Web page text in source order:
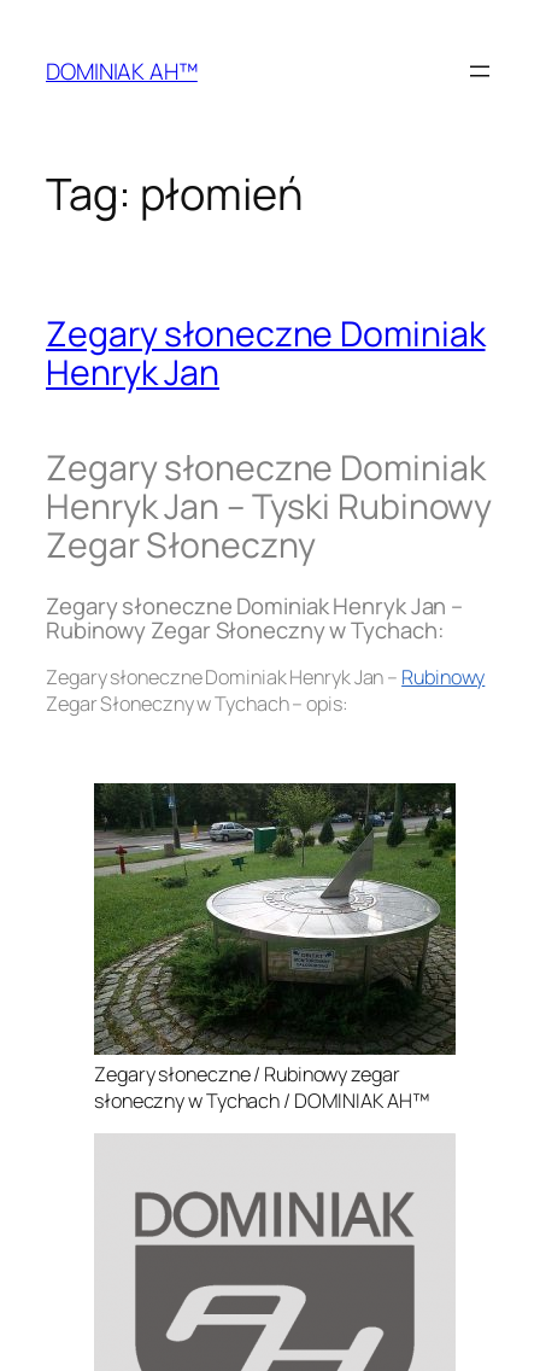
treściDOMINIAK AH™
Tag: płomień
Zegary słoneczne Dominiak
Henryk Jan
Zegary słoneczne Dominiak
Henryk Jan – Tyski Rubinowy
Zegar Słoneczny
Zegary słoneczne Dominiak Henryk Jan –
Rubinowy Zegar Słoneczny w Tychach:
Zegary słoneczne Dominiak Henryk Jan – Rubinowy
Zegar Słoneczny w Tychach – opis:
Zegary słoneczne / Rubinowy zegar
słoneczny w Tychach / DOMINIAK AH™